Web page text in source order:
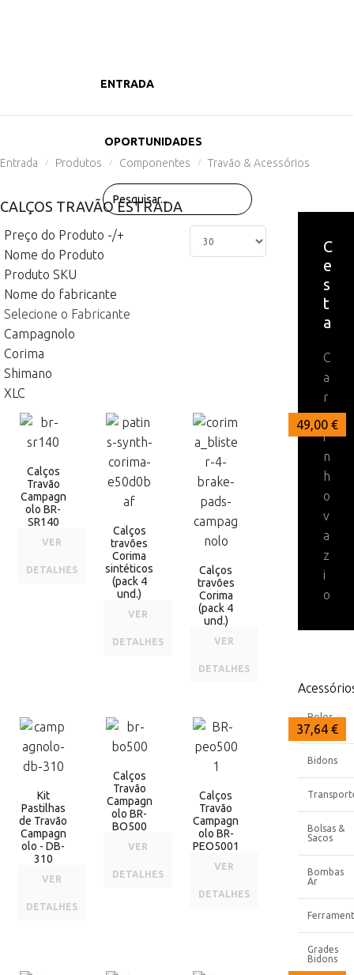
ENTRADA
OPORTUNIDADES
Entrada
/ Produtos / Componentes / Travão & Acessórios
CALÇOS TRAVÃO ESTRADA
Preço do Produto -/+
Nome do Produto
Produto SKU
Nome do fabricante
Selecione o Fabricante
Campagnolo
Corima
Shimano
XLC
86,00 €
Calços
Travão
Campagn
olo BR-
SR140
VER
DETALHES
49,00 €
Calços
travões
Corima
sintéticos
(pack 4
und.)
VER
DETALHES
49,00 €
Calços
travões
Corima
(pack 4
und.)
VER
DETALHES
43,00 €
Kit
Pastilhas
de Travão
Campagn
olo - DB-
310
VER
DETALHES
37,64 €
Calços
Travão
Campagn
olo BR-
BO500
VER
DETALHES
37,64 €
Calços
Travão
Campagn
olo BR-
PEO5001
VER
DETALHES
C
e
s
t
a
C
a
r
r
i
n
h
o
v
a
z
i
o
Rolos
Treino
Bidons
Bolsas &
Sacos
Bombas
Ar
Grades
Bidons